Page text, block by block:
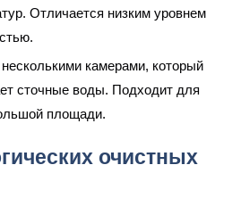
Отличается низким уровнем
камерами, который
сточные воды. Подходит для
площади.
очистных